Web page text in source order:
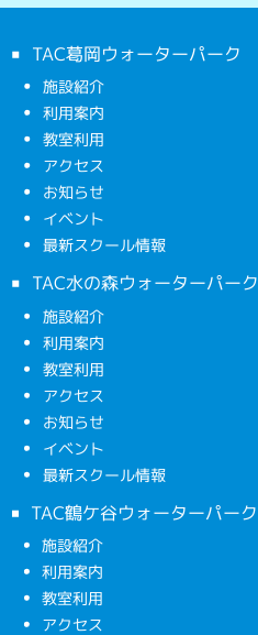
TAC葛岡ウォーターパーク
施設紹介
利用案内
教室利用
アクセス
お知らせ
イベント
最新スクール情報
TAC水の森ウォーターパーク
施設紹介
利用案内
教室利用
アクセス
お知らせ
イベント
最新スクール情報
TAC鶴ケ谷ウォーターパーク
施設紹介
利用案内
教室利用
アクセス